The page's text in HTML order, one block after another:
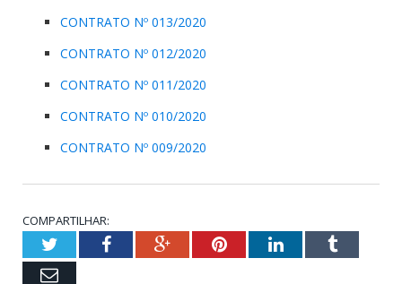
CONTRATO Nº 013/2020
CONTRATO Nº 012/2020
CONTRATO Nº 011/2020
CONTRATO Nº 010/2020
CONTRATO Nº 009/2020
COMPARTILHAR:
TwitterFacebookGoogle+PinterestLinkedInTumblr
Email